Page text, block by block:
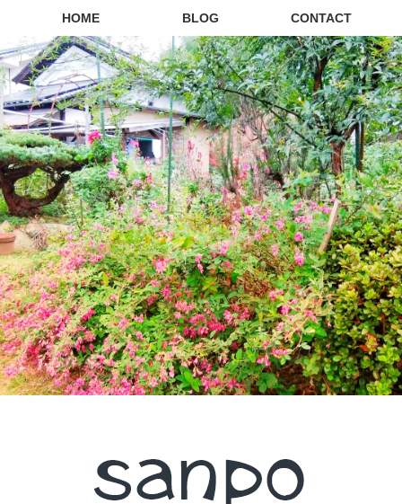
HOME BLOG CONTACT